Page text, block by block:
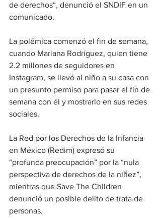
de derechos“, denunció el SNDIF en un
comunicado.
La polémica comenzó el fin de semana,
cuando Mariana Rodríguez, quien tiene
2.2 millones de seguidores en
Instagram, se llevó al niño a su casa con
un presunto permiso para pasar el fin de
semana con él y mostrarlo en sus redes
sociales.
La Red por los Derechos de la Infancia
en México (Redim) expresó su
“profunda preocupación” por la “nula
perspectiva de derechos de la niñez”,
mientras que Save The Children
denunció un posible delito de trata de
personas.